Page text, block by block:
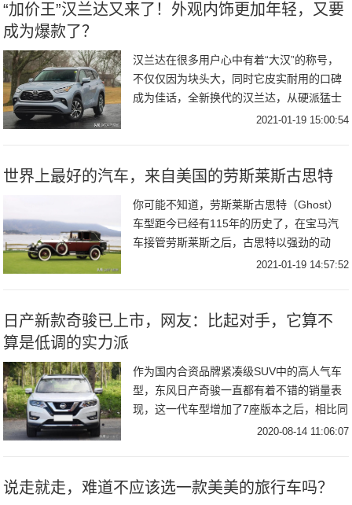
“加价王”汉兰达又来了！外观内饰更加年轻，又要
成为爆款了？
汉兰达在很多用户心中有着“大汉”的称号，
不仅仅因为块头大，同时它皮实耐用的口碑
成为佳话，全新换代的汉兰达，从硬派猛士
变成了都市型男，如此俊男的形象依旧深受
2021-01-19 15:00:54
世界上最好的汽车，来自美国的劳斯莱斯古思特
你可能不知道，劳斯莱斯古思特（Ghost）
车型距今已经有115年的历史了，在宝马汽
车接管劳斯莱斯之后，古思特以强劲的动
力、先进的技术更是成为劳斯莱斯历史上最
2021-01-19 14:57:52
日产新款奇骏已上市，网友：比起对手，它算不
算是低调的实力派
作为国内合资品牌紧凑级SUV中的高人气车
型，东风日产奇骏一直都有着不错的销量表
现，这一代车型增加了7座版本之后，相比同
级别其它品牌车型性价比更突出。近日新款
2020-08-14 11:06:07
说走就走，难道不应该选一款美美的旅行车吗？